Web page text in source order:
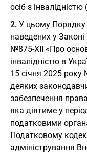
осіб з
2. У цьому Порядку
наведених у
№875-ХІІ «Про
інвалідністю в
15 січня 2025
деяких
забезпечення
яка діятиме у
податковими
Податковому
адміністрування